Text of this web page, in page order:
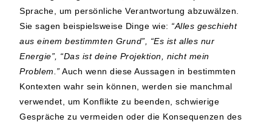
Sprache, um persönliche Verantwortung abzuwälzen.
Sie sagen beispielsweise Dinge wie: “Alles geschieht
aus einem bestimmten Grund”, “Es ist alles nur
Energie”, “Das ist deine Projektion, nicht mein
Problem.” Auch wenn diese Aussagen in bestimmten
Kontexten wahr sein können, werden sie manchmal
verwendet, um Konflikte zu beenden, schwierige
Gespräche zu vermeiden oder die Konsequenzen des